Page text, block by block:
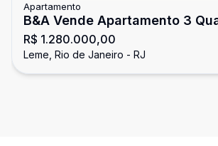
Apartamento
B&A Vende Apartamento 3
com Vista Lateral Mar e Vaga
Localização Privilegiada em
R$ 1.280.000,00
Leme, Rio de Janeiro - RJ